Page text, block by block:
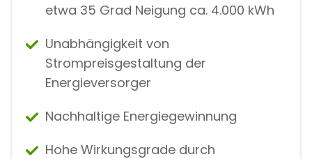
etwa 35 Grad Neigung ca. 4.000 kWh
Unabhängigkeit von
Strompreisgestaltung der
Energieversorger
Nachhaltige Energiegewinnung
Hohe Wirkungsgrade durch